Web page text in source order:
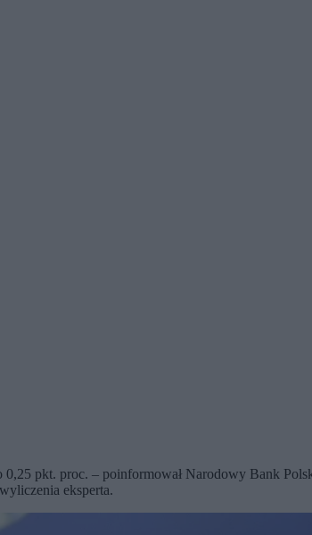
pkt. proc. – poinformował Narodowy Bank
eksperta.